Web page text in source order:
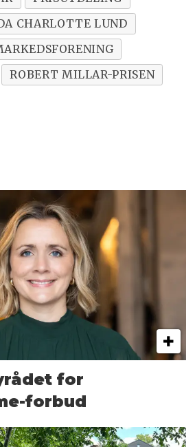
CHARLOTTE LUND
ROBERT MILLAR-PRISEN
for
forbud